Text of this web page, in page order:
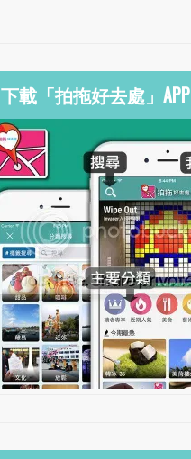
下載「拍拖好去處」APP